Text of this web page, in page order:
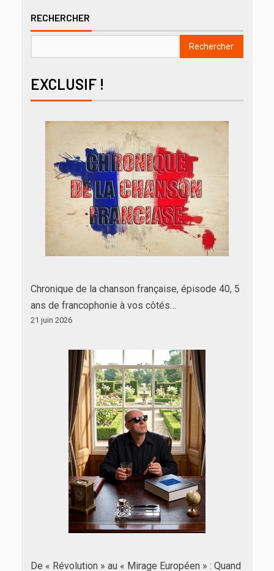
RECHERCHER
Rechercher
EXCLUSIF !
Chronique de la chanson française, épisode 40, 5
ans de francophonie à vos côtés…
21 juin 2026
De « Révolution » au « Mirage Européen » : Quand